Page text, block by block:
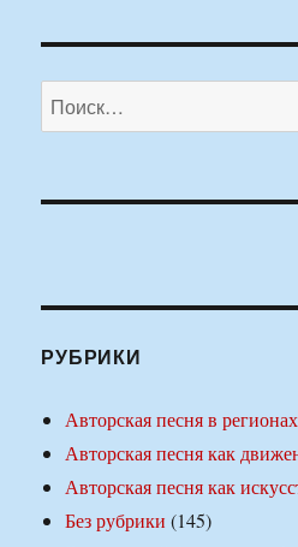
Искать:
РУБРИКИ
Авторская песня в регионах
Авторская песня как
Авторская песня как
Без рубрики (145)